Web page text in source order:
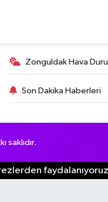
Zonguldak Hava
Son Dakika Haberleri
saklıdır.